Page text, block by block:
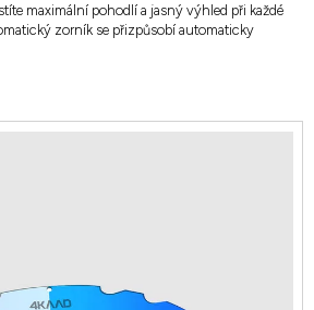
maximální pohodlí a jasný výhled při každé
zorník se přizpůsobí automaticky